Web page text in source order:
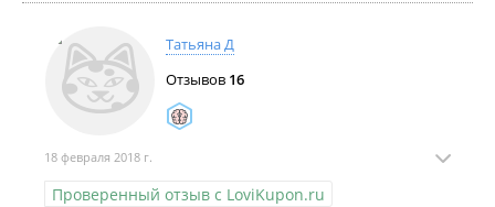
Татьяна Д
Отзывов 16
18 февраля 2018 г.
Проверенный отзыв с LoviKupon.ru